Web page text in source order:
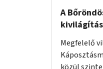
A
Megfelelő